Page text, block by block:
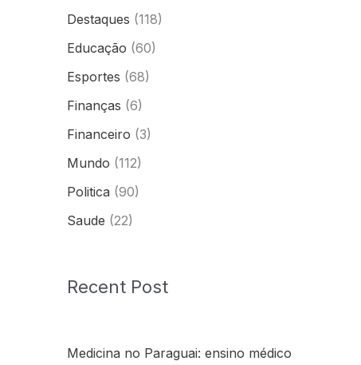
Destaques (118)
Educação (60)
Esportes (68)
Finanças (6)
Financeiro (3)
Mundo (112)
Politica (90)
Saude (22)
Recent Post
Medicina no Paraguai: ensino médico